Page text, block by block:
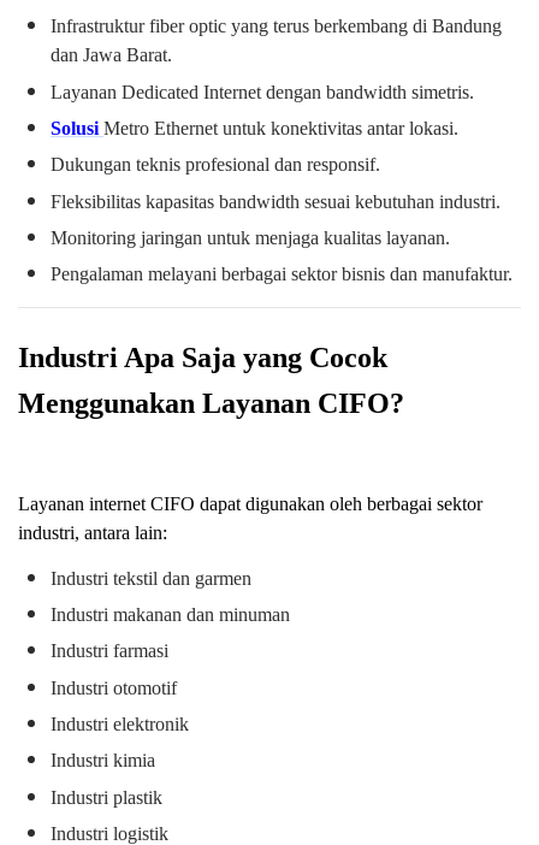
Infrastruktur fiber optic yang terus berkembang di Bandung
dan Jawa Barat.
Layanan Dedicated Internet dengan bandwidth simetris.
Solusi Metro Ethernet untuk konektivitas antar lokasi.
Dukungan teknis profesional dan responsif.
Fleksibilitas kapasitas bandwidth sesuai kebutuhan industri.
Monitoring jaringan untuk menjaga kualitas layanan.
Pengalaman melayani berbagai sektor bisnis dan manufaktur.
Industri Apa Saja yang Cocok
Menggunakan Layanan CIFO?
Layanan internet CIFO dapat digunakan oleh berbagai sektor
industri, antara lain:
Industri tekstil dan garmen
Industri makanan dan minuman
Industri farmasi
Industri otomotif
Industri elektronik
Industri kimia
Industri plastik
Industri logistik